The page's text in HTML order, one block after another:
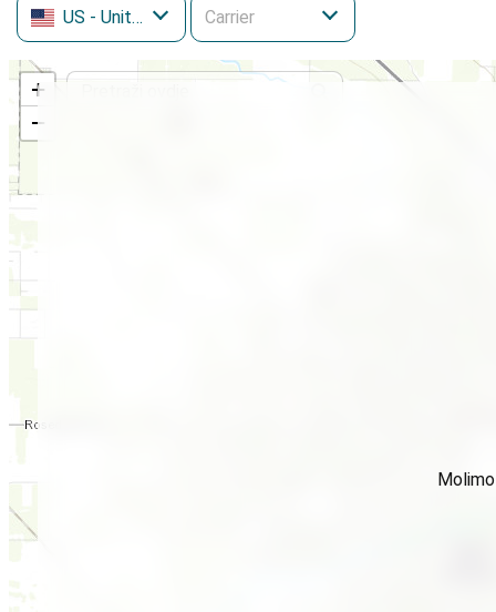
US - United States
+
−